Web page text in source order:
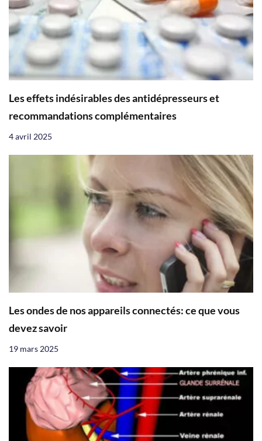
Les effets indésirables des antidépresseurs et
recommandations complémentaires
4 avril 2025
Les ondes de nos appareils connectés: ce que vous
devez savoir
19 mars 2025